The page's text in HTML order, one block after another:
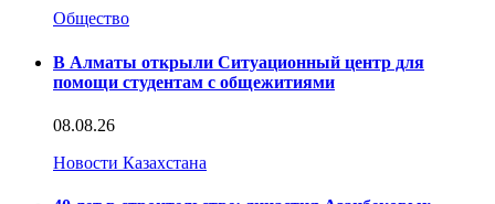
Общество
В Алматы открыли Ситуационный центр для
помощи студентам с общежитиями
08.08.26
Новости Казахстана